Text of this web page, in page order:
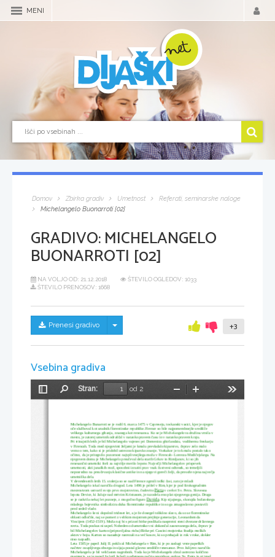
MENI
Domov Zbirka gradiv Umetnost
Referati, seminarske naloge
Michelangelo Buonarroti [02]
GRADIVO:MICHELANGELO
BUONARROTI [02]
NA VOLJO OD: 21.12.2018
ŠTEVILO OGLEDOV: 1033
ŠTEVILO PRENOSOV: 1668
Prenesi gradivo Skrij/prikaži meni +3
Vsebina gradiva
Preklopi
Stran:
od 2
Pomanjšaj
Michelangelo Bunarroti se je rodil 6. marca 1475 v Capreseju, toskanski vasici, kjer je njegov
oče služboval kot uradnik florentinske republike.Firence so bile najpomembnejše središče
velikega kulturnega gibanja, znanega kot renesansa. Ko se je Michelangelova družina vrnila v
mesto, je zatorej umetnik odraščal v natanko pravem času in v natanko pravem kraju.
Pri trinajstih letih je bil Michelangelo vajenec pri Domenicu ghirlandaiu, vodilnemu freskarju
v Firencah. Toda med njegovimi željami je kmalu prevladalo kiparstvo, čeprav zelo malo
vemo o tem, kako si je pridobil ustrezno kiparsko znanje. Vsekakor je to kmalu postalo tako
očitno, da je pritegnilo pozornost najvplivnejšega moža v Firencah- Lorenza Medičejskega. Na
njegovem domu je Michelangelo preučeval dela starih Grkov in Rimljanov, ki so jih
renesančni umetniki šteli za najvišje merilo lepote. Največji Michelangelov prispevek
umetnosti, akti junaških mož, sposobni izraziti prav vsak čustveni odtenek, so temeljili
neposredno na preučevanju klasične antike in na njegovi goreči želji, da preseže njena največja
umetniška dela.
V devetdesetih letih 15. stoletja so se nad Firence zgrnili težki časi, zato je mladi
Michelangelo iskal naročila drugod. Leta 1496 je prišel v Rim, kjer je pod širokogrudnim
mecenstvom ustvaril svojo prvo mojstrovino, čudovito Pieta v cerkvi Sv. Petra. Slovesna
lepota Device, ki žaluje nad mrtvim Kristusom, je razodela eno plat njegovega genija. Druga
se je razkrila nekaj let pozneje, z mogočno figuro Davida. Kip sijajnega, skorajda božanskega
mladega bojevnika simbolizira duha florentinske republike in so ga zmagoslavno postavili
pred sedež vlade.
Michelangelo še ni dopolnil trideset let, a je že dosegel tolikšno slavo, da so se florentinske
oblasti odločile, naj se pomeri z velikim mojstrom prejšnje generacije, Leonardom da
Vincijem (1452-1519). Moža naj bi s prizori bitke poslikala nasprotni steni dvorane državnega
sveta. Toda poskus ni uspel. Nobeden od umetnikov ni dokončal zasnovanega dela, čeprav je
bil Michelangelov karton (pripravljalna risba) Bitke pri Cascini mojstrska študija moških
aktov v boju. Karton so nazadnje razrezali na več kosov, ki so prehajali iz rok v roke, dokler
niso razpadli.
Leta 1505 je papež Julij II. poklical Michelangela v Rim, ki je po zaslugi vrste papeških
načrtov osupljivega obsega in sijaja postal glavno središče renesanse. Prvo Julijevo naročilo
Michelangelu je bil veličasten nagrobnik. Toda ko je Michelangelo zbral ustrezno količino